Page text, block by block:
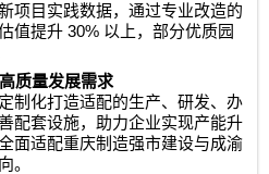
项目实践数据，通过专业改造的
值提升 30% 以上，部分优质园
质量发展需求
制化打造适配的生产、研发、办
配套设施，助力企业实现产能升
面适配重庆制造强市建设与成渝
。